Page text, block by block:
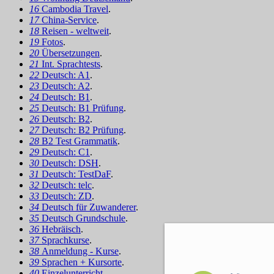
16 Cambodia Travel.
17China-Service.
18 Reisen - weltweit.
19 Fotos.
20 Übersetzungen.
21 Int. Sprachtests.
22 Deutsch: A1 .
23 Deutsch: A2.
24 Deutsch: B1 .
25 Deutsch: B1 Prüfung.
26 Deutsch: B2.
27Deutsch: B2 Prüfung.
28 B2 Test Grammatik.
29 Deutsch: C1 .
30 Deutsch: DSH.
31 Deutsch: TestDaF.
32 Deutsch: telc.
33 Deutsch: ZD.
34 Deutsch für Zuwanderer.
35 Deutsch Grundschule.
36 Hebräisch.
37 Sprachkurse.
38 Anmeldung - Kurse.
39 Sprachen + Kursorte.